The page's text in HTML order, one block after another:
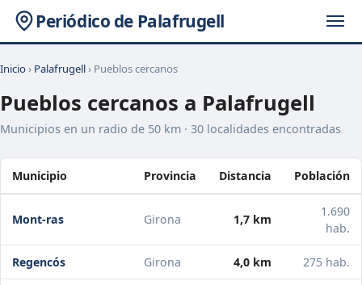
Periódico de Palafrugell
Inicio› Palafrugell› Pueblos cercanos
Pueblos cercanos a Palafrugell
Municipios en un radio de 50 km · 30 localidades encontradas
Municipio Provincia Distancia Población
Mont-ras Girona 1,7 km
1.690
hab.
Regencós Girona 4,0 km 275 hab.